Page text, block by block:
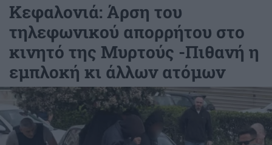
Κεφαλονιά: Άρση του
τηλεφωνικού απορρήτου στο
κινητό της Μυρτούς -Πιθανή η
εμπλοκή κι άλλων ατόμων